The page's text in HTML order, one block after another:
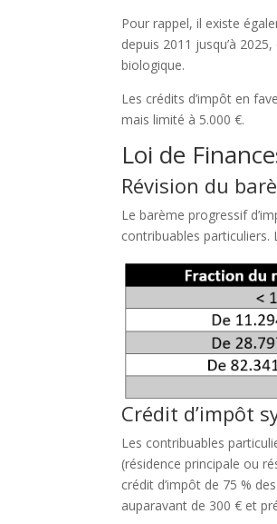
Pour rappel, il existe
depuis 2011 jusqu’à
biologique.
Les crédits d’impôt en
mais limité à 5.000 €.
Loi de
Révision du
Le barème progressif
contribuables particuliers.
Crédit d’impôt
Les contribuables
(résidence principale ou
crédit d’impôt de 75 %
auparavant de 300 € et